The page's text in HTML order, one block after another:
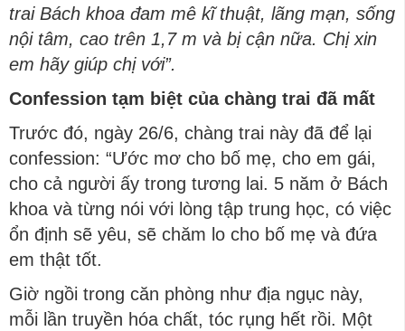
trai Bách khoa đam mê kĩ thuật, lãng mạn, sống
nội tâm, cao trên 1,7 m và bị cận nữa. Chị xin
em hãy giúp chị với”.
Confession tạm biệt của chàng trai đã mất
Trước đó, ngày 26/6, chàng trai này đã để lại
confession: “Ước mơ cho bố mẹ, cho em gái,
cho cả người ấy trong tương lai. 5 năm ở Bách
khoa và từng nói với lòng tập trung học, có việc
ổn định sẽ yêu, sẽ chăm lo cho bố mẹ và đứa
em thật tốt.
Giờ ngồi trong căn phòng như địa ngục này,
mỗi lần truyền hóa chất, tóc rụng hết rồi. Một